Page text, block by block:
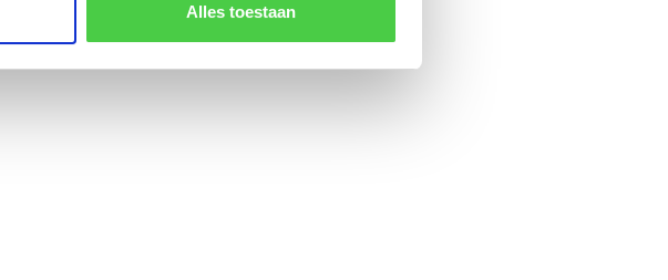
Alles toestaan